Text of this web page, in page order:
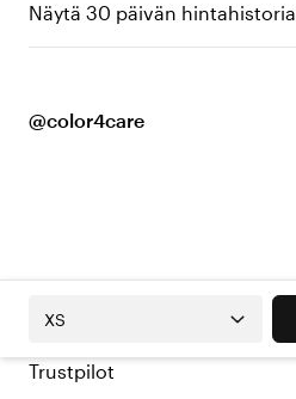
Näytä 30 päivän hintahistoria
@color4care
XS
Trustpilot